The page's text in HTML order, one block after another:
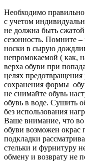
Необходимо
с учетом
не должна быть
сезонность. Помните –
носки в сырую
непромокаемой ( как,
верха обуви при
целях
сохранения формы
не снимайте обувь
обувь в воде. Сушить
без использования
Ваше внимание, что
обуви возможен окрас
подкладки
стельки и фурнитуру
обмену и возврату не